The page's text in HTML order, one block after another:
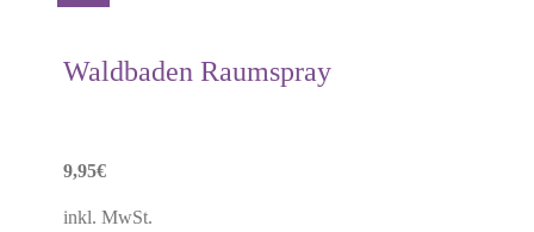
Waldbaden Raumspray
9,95€
inkl. MwSt.